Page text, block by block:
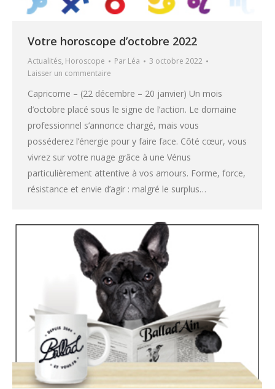
Votre horoscope d’octobre 2022
Actualités, Horoscope Par Léa
3 octobre 2022
Laisser un commentaire
Capricorne – (22 décembre – 20 janvier) Un mois
d’octobre placé sous le signe de l’action. Le domaine
professionnel s’annonce chargé, mais vous
posséderez l’énergie pour y faire face. Côté cœur, vous
vivrez sur votre nuage grâce à une Vénus
particulièrement attentive à vos amours. Forme, force,
résistance et envie d’agir : malgré le surplus…